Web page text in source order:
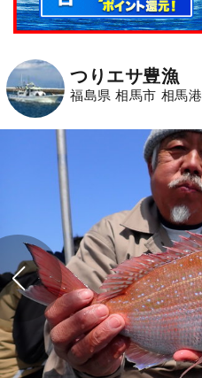
つりエサ豊漁
福島県 相馬市 相馬港